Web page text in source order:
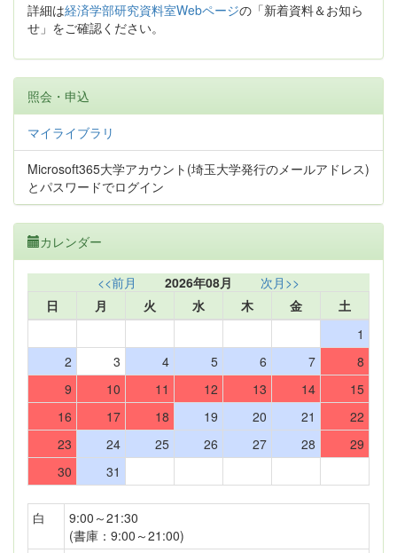
詳細は経済学部研究資料室Webページの「新着資料＆お知ら
せ」をご確認ください。
照会・申込
マイライブラリ
Microsoft365大学アカウント(埼玉大学発行のメールアドレス)
とパスワードでログイン
カレンダー
<<前月 2026年08月
次月>>
日
月 火 水 木 金
土
1
2
3 4 5 6 7
8
9
10 11 12 13 14
15
16
17 18 19 20 21
22
23
24 25 26 27 28
29
30
31
白
9:00～21:30
(書庫：9:00～21:00)